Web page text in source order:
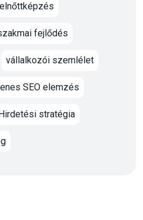
fejlődés
vállalkozói szemlélet
SEO elemzés
stratégia